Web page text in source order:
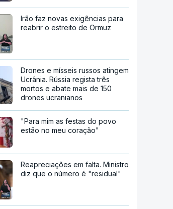
Irão faz novas exigências para
reabrir o estreito de Ormuz
Drones e mísseis russos atingem
Ucrânia. Rússia regista três
mortos e abate mais de 150
drones ucranianos
"Para mim as festas do povo
estão no meu coração"
Reapreciações em falta. Ministro
diz que o número é "residual"